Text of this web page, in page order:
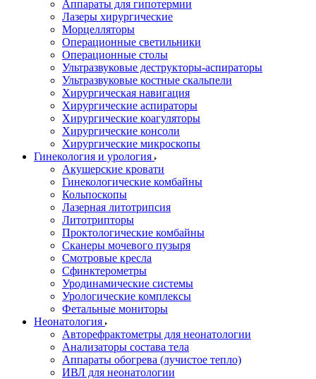
Аппараты для гипотермии
Лазеры хирургические
Морцелляторы
Операционные светильники
Операционные столы
Ультразвуковые деструкторы-аспираторы
Ультразвуковые костные скальпели
Хирургическая навигация
Хирургические аспираторы
Хирургические коагуляторы
Хирургические консоли
Хирургические микроскопы
Гинекология и урология
Акушерские кровати
Гинекологические комбайны
Кольпоскопы
Лазерная литотрипсия
Литотрипторы
Проктологические комбайны
Сканеры мочевого пузыря
Смотровые кресла
Сфинктерометры
Уродинамические системы
Урологические комплексы
Фетальные мониторы
Неонатология
Авторефрактометры для неонатологии
Анализаторы состава тела
Аппараты обогрева (лучистое тепло)
ИВЛ для неонатологии